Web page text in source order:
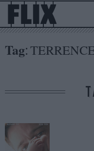
Tag: